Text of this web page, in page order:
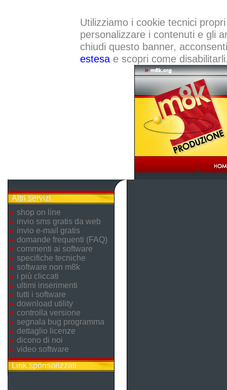
Utilizziamo i cookie tecnici
personalizzare i contenuti e gli
chiudi questo banner,
estesae scopri come
Altri servizi
shop on line
invio sms gratis da web
invio e-mail gratis
domande frequenti (FAQ)
commenti ai software
specifiche tecniche
software non m8k
i più cliccati
ultimi inserimenti
tutti i software
download utility
controlla versione
segnala bug programma
dettaglio licenze
dicono di noi
video software
Link sponsorizzati